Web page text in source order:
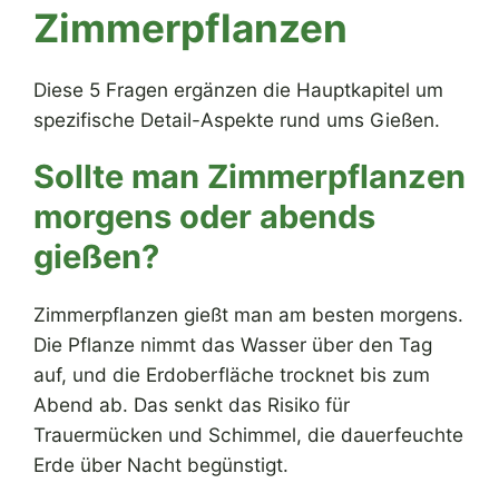
Zimmerpflanzen
Diese 5 Fragen ergänzen die Hauptkapitel um
spezifische Detail-Aspekte rund ums Gießen.
Sollte man Zimmerpflanzen
morgens oder abends
gießen?
Zimmerpflanzen gießt man am besten morgens.
Die Pflanze nimmt das Wasser über den Tag
auf, und die Erdoberfläche trocknet bis zum
Abend ab. Das senkt das Risiko für
Trauermücken und Schimmel, die dauerfeuchte
Erde über Nacht begünstigt.